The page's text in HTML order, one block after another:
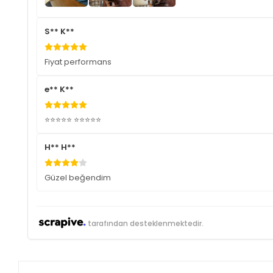
S** K**
Fiyat performans
e** K**
⭐⭐⭐⭐⭐ ⭐⭐⭐⭐⭐
H** H**
Güzel beğendim
tarafından desteklenmektedir.